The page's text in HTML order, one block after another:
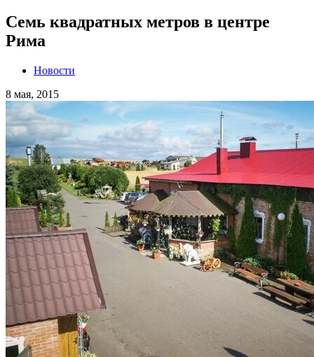
Семь квадратных метров в центре
Рима
Новости
8 мая, 2015